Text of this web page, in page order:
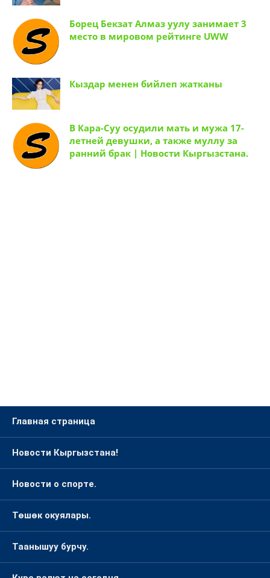
Борец Бекзат Алмаз уулу занимает 3
место в мировом рейтинге UWW
Кыздар менен бийлеп жатканы
В Кара-Суу осудили мать и мужа 17-
летней девушки, а также муллу за
ранний брак | Новости Кыргызстана.
Главная страница
Новости Кыргызстана!
Новости о спорте.
Төшөк окуялары.
Таанышуу бурчу.